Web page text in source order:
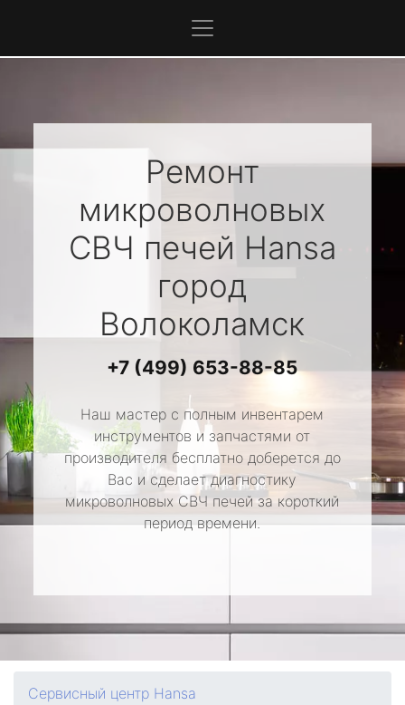
Ремонт
микроволновых
СВЧ печей Hansa
город
Волоколамск
+7 (499) 653-88-85
Наш мастер с полным инвентарем
инструментов и запчастями от
производителя бесплатно доберется до
Вас и сделает диагностику
микроволновых СВЧ печей за короткий
период времени.
Сервисный центр Hansa